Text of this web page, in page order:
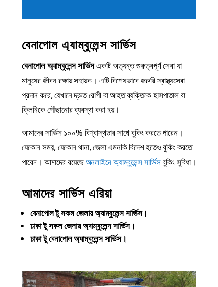
বেনাপোল এ্যাম্বুলেন্স সার্ভিস
বেনাপোল অ্যাম্বুলেন্স সার্ভিসএকটি অত্যন্ত গুরুত্বপূর্ণ সেবা যা
মানুষের জীবন রক্ষায় সহায়ক। এটি বিশেষভাবে জরুরি স্বাস্থ্যসেবা
প্রদান করে, যেখানে দ্রুত রোগী বা আহত ব্যক্তিকে হাসপাতাল বা
ক্লিনিকে পৌঁছানোর ব্যবস্থা করা হয়।
আমাদের সার্ভিস ১০০% বিশ্বাস্থতার সাথে বুকিং করতে পারেন।
যেকোন সময়, যেকোন থানা, জেলা এমনকি বিদেশ হতেও বুকিং করতে
পারেন। আমাদের রয়েছেঅনলাইনে অ্যাম্বুলেন্স সার্ভিসবুকিং সুবিধা।
আমাদের সার্ভিস এরিয়া
বেনাপোল টু সকল জেলায় অ্যাম্বুলেন্স সার্ভিস।
ঢাকা টু সকল জেলায় অ্যাম্বুলেন্স সার্ভিস।
ঢাকা টু বেনাপোল অ্যাম্বুলেন্স সার্ভিস।